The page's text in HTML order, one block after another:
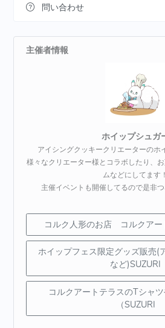
問い合わせ
主催者情報
ホイップシュガ
アイシングクッキークリエーターのホ
様々なクリエーター様とコラボしたり、
ムなどにしてます！
主催イベントも開催してるので是非
コルク人形のお店 コルクアー
ホイップフェス限定グッズ販売(
など)SUZURI
コルクアートテラスのTシャ
（SUZURI